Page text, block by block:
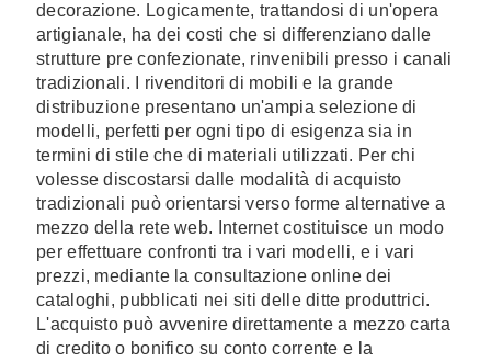
decorazione. Logicamente, trattandosi di un'opera
artigianale, ha dei costi che si differenziano dalle
strutture pre confezionate, rinvenibili presso i canali
tradizionali. I rivenditori di mobili e la grande
distribuzione presentano un'ampia selezione di
modelli, perfetti per ogni tipo di esigenza sia in
termini di stile che di materiali utilizzati. Per chi
volesse discostarsi dalle modalità di acquisto
tradizionali può orientarsi verso forme alternative a
mezzo della rete web. Internet costituisce un modo
per effettuare confronti tra i vari modelli, e i vari
prezzi, mediante la consultazione online dei
cataloghi, pubblicati nei siti delle ditte produttrici.
L'acquisto può avvenire direttamente a mezzo carta
di credito o bonifico su conto corrente e la